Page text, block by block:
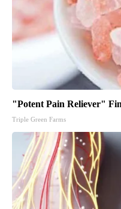
"Potent Pain Reliever"
Triple Green Farms